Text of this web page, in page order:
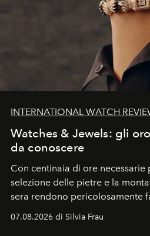
INTERNATIONAL WATCH
Watches & Jewels: gli
da conoscere
Con centinaia di ore
selezione delle pietre e la
sera rendono pericolosamente
cognizione del tempo. Ma con
07.08.2026 di Silvia Frau